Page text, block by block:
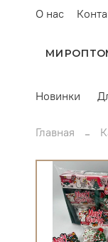
О нас
Новинки
Главная